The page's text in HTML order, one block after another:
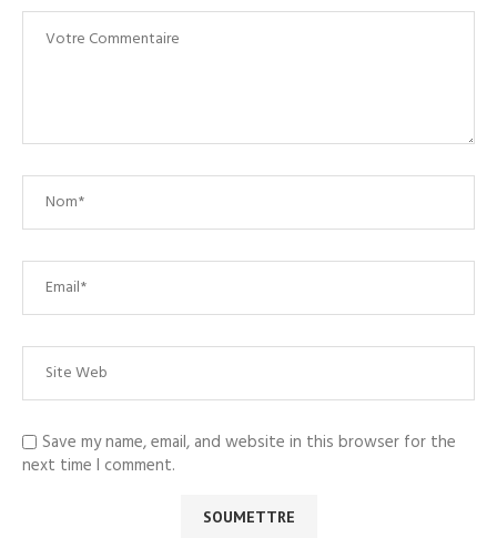
Save my name, email, and website in this browser for the
next time I comment.